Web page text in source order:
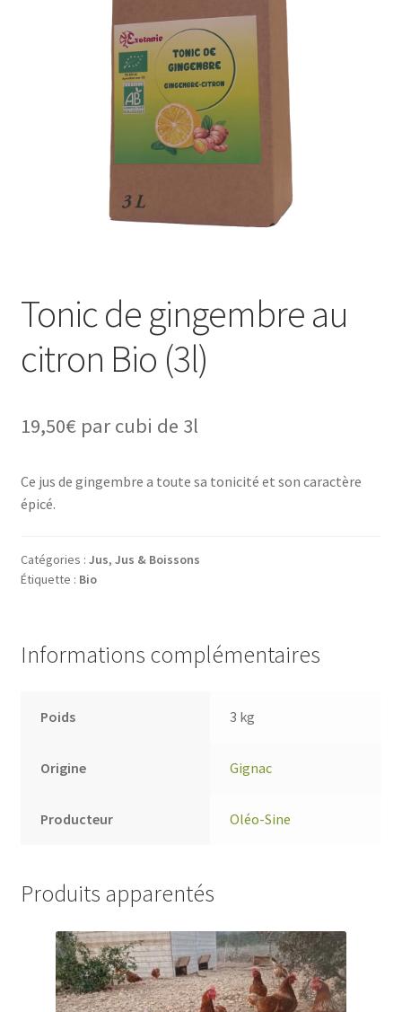
Tonic de gingembre au
citron Bio (3l)
19,50€ par cubi de 3l
Ce jus de gingembre a toute sa tonicité et son caractère
épicé.
Catégories : Jus, Jus & Boissons
Étiquette : Bio
Informations complémentaires
Poids 3 kg
Origine Gignac
Producteur Oléo-Sine
Produits apparentés